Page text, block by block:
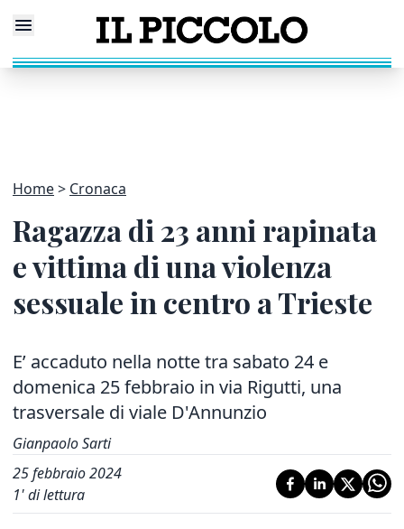
Home Cronaca
Ragazza di 23 anni rapinata
e vittima di una violenza
sessuale in centro a Trieste
E’ accaduto nella notte tra sabato 24 e
domenica 25 febbraio in via Rigutti, una
trasversale di viale D'Annunzio
Gianpaolo Sarti
25 febbraio 2024
1' di lettura